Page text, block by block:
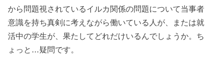
から問題視されているイルカ関係の問題について当事者
意識を持ち真剣に考えながら働いている人が、または就
活中の学生が、果たしてどれだけいるんでしょうか。ち
ょっと…疑問です。